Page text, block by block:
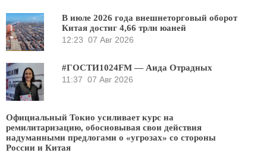
В июле 2026 года внешнеторговый оборот
Китая достиг 4,66 трлн юаней
12:23 07 Авг 2026
#ГОСТИ1024FM — Аида Отрадных
11:37 07 Авг 2026
Официальный Токио усиливает курс на
ремилитаризацию, обосновывая свои действия
надуманными предлогами о «угрозах» со стороны
России и Китая